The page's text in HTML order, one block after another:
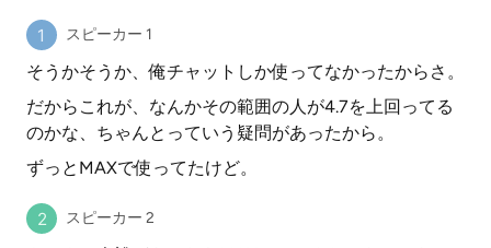
スピーカー 1
そうかそうか、俺チャットしか使ってなかったからさ。
だからこれが、なんかその範囲の人が4.7を上回ってる
のかな、ちゃんとっていう疑問があったから。
ずっとMAXで使ってたけど。
スピーカー 2